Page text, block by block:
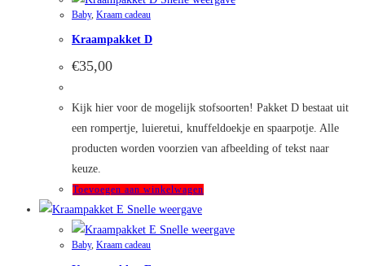
Baby, Kraam cadeau
Kraampakket D
€35,00
Kijk hier voor de mogelijk stofsoorten! Pakket D bestaat uit
een rompertje, luieretui, knuffeldoekje en spaarpotje. Alle
producten worden voorzien van afbeelding of tekst naar
keuze.
Toevoegen aan winkelwagen
Snelle weergave
Snelle weergave
Baby, Kraam cadeau